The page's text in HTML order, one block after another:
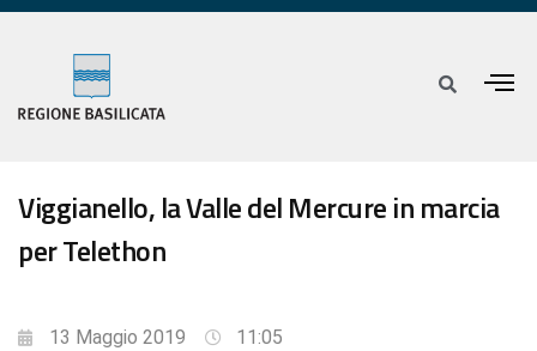
Viggianello, la Valle del Mercure in marcia
per Telethon
13 Maggio 2019 11:05